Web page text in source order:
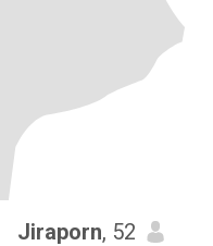
Jiraporn, 52